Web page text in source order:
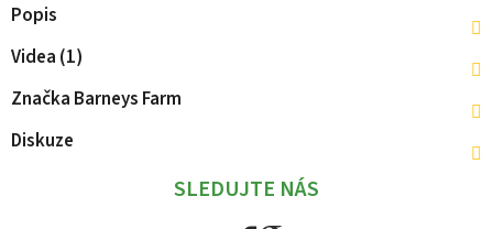
Popis
Videa (1)
Značka Barneys Farm
Diskuze
SLEDUJTE NÁS